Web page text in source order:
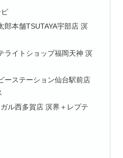
郎本舗TSUTAYA宇部店 溟
ライトショップ福岡天神 溟
ーステーション仙台駅前店
ル西多賀店 溟界＋レプテ